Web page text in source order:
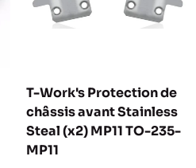
T-Work's Protection de
châssis avant Stainless
Steal (x2) MP11 TO-235-
MP11